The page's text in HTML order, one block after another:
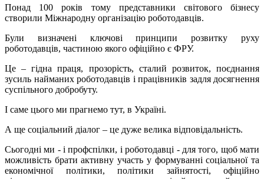
Понад 100 років тому представники світового бізнесу
створили Міжнародну організацію роботодавців.
Були визначені ключові принципи розвитку руху
роботодавців, частиною якого офіційно є ФРУ.
Це – гідна праця, прозорість, сталий розвиток, поєднання
зусиль найманих роботодавців і працівників задля досягнення
суспільного добробуту.
І саме цього ми прагнемо тут, в Україні.
А ще соціальний діалог – це дуже велика відповідальність.
Сьогодні ми - і профспілки, і роботодавці - для того, щоб мати
можливість брати активну участь у формуванні соціальної та
економічної політики, політики зайнятості, офіційно